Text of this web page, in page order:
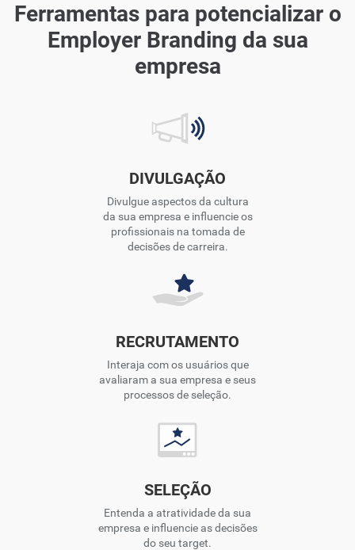
Ferramentas para potencializar o
Employer Branding da sua
empresa
DIVULGAÇÃO
Divulgue aspectos da cultura
da sua empresa e influencie os
profissionais na tomada de
decisões de carreira.
RECRUTAMENTO
Interaja com os usuários que
avaliaram a sua empresa e seus
processos de seleção.
SELEÇÃO
Entenda a atratividade da sua
empresa e influencie as decisões
do seu target.